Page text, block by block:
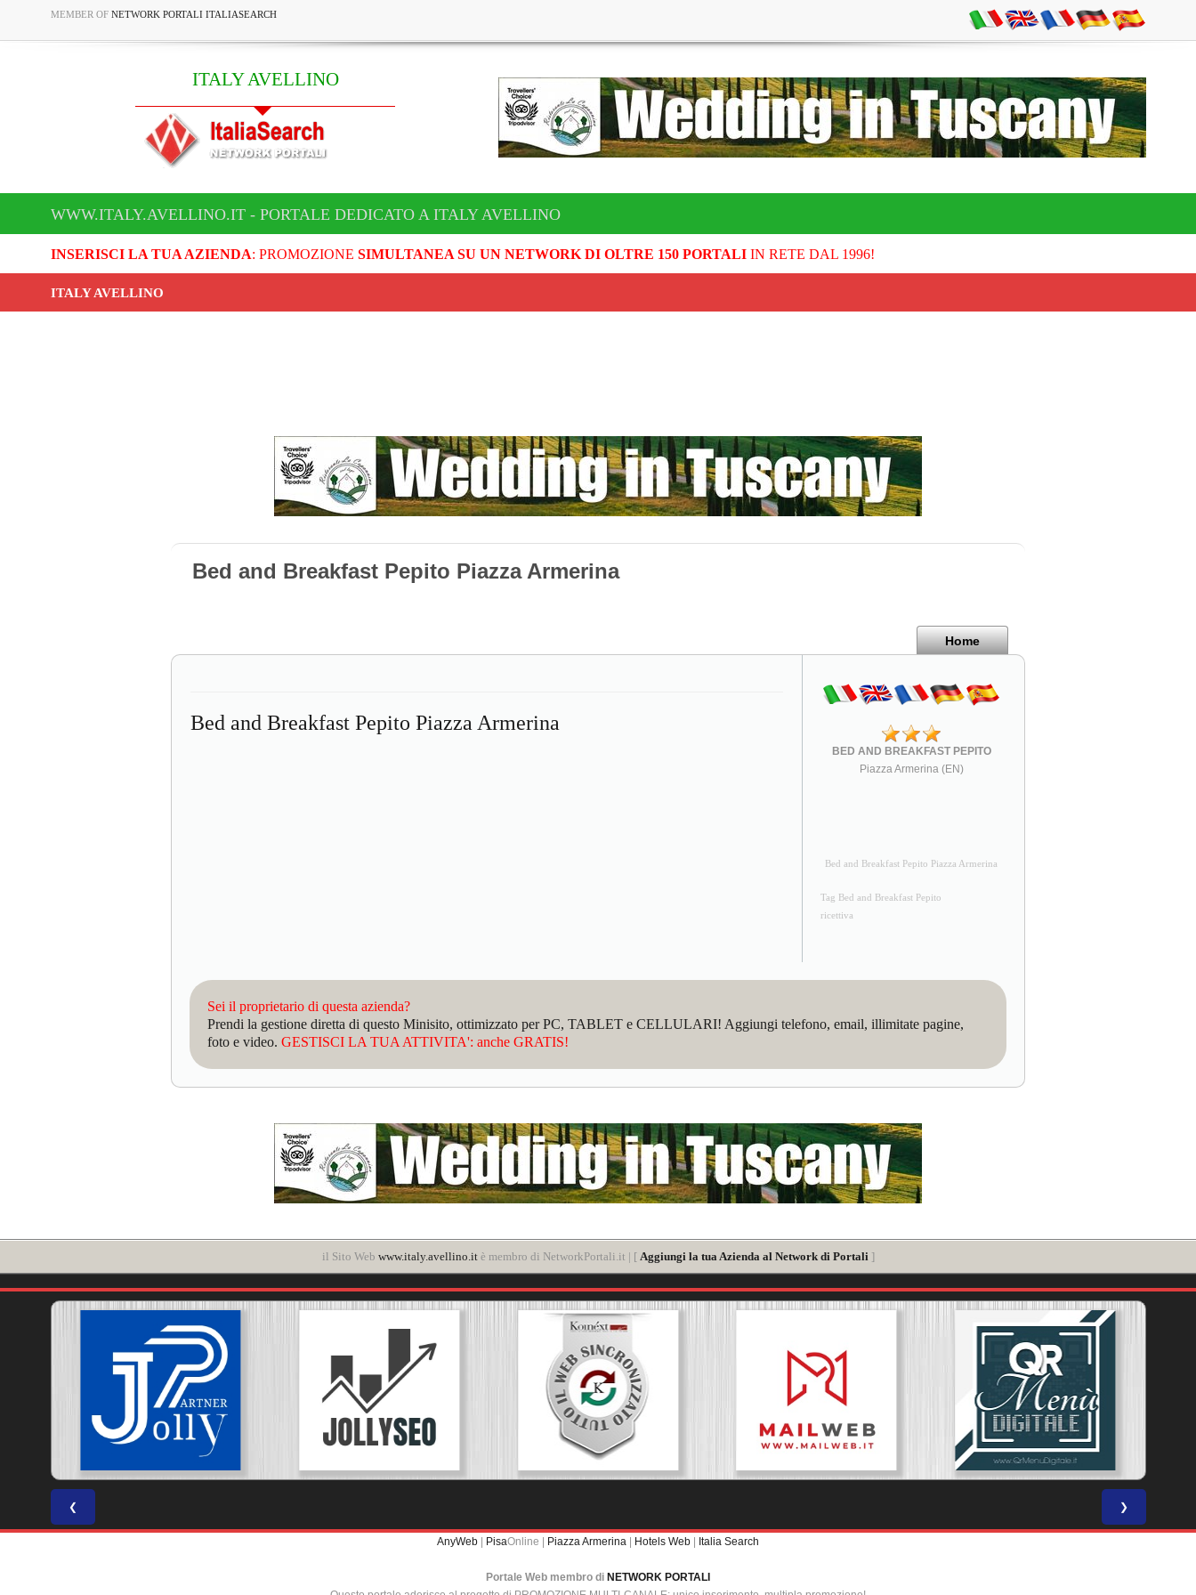
MEMBER OF NETWORK PORTALI ITALIASEARCH
ITALY AVELLINO
WWW.ITALY.AVELLINO.IT - PORTALE DEDICATO A ITALY AVELLINO
INSERISCI LA TUA AZIENDA: PROMOZIONE SIMULTANEA SU UN NETWORK DI OLTRE 150 PORTALIIN RETE DAL 1996!
ITALY AVELLINO
Bed and Breakfast Pepito Piazza Armerina
Home
Bed and Breakfast Pepito Piazza Armerina
BED AND BREAKFAST PEPITO
Piazza Armerina (EN)
Bed and Breakfast Pepito Piazza Armerina
Tag Bed and Breakfast Pepito
ricettiva
Sei il proprietario di questa azienda?
Prendi la gestione diretta di questo Minisito, ottimizzato per PC, TABLET e CELLULARI! Aggiungi telefono, email, illimitate pagine,
foto e video. GESTISCI LA TUA ATTIVITA': anche GRATIS!
il Sito Web www.italy.avellino.itè membro di NetworkPortali.it | [ Aggiungi la tua Azienda al Network di Portali ]
❮ ❯
AnyWeb | PisaOnline | Piazza Armerina | Hotels Web | Italia Search
Portale Web membro di NETWORK PORTALI